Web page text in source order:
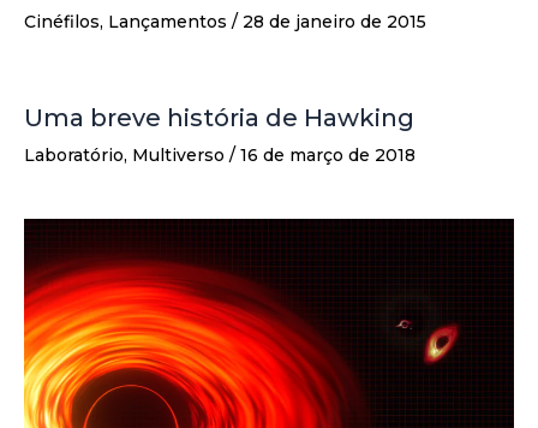
Cinéfilos, Lançamentos / 28 de janeiro de 2015
Uma breve história de Hawking
Laboratório, Multiverso / 16 de março de 2018